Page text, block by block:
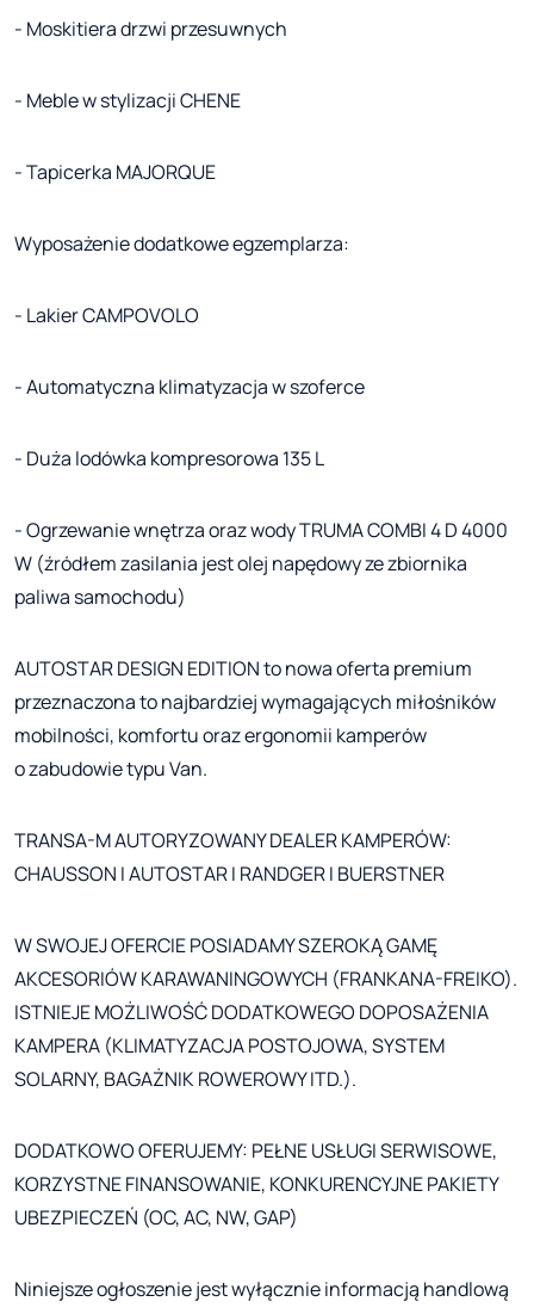
- Moskitiera drzwi przesuwnych
- Meble w stylizacji CHENE
- Tapicerka MAJORQUE
Wyposażenie dodatkowe egzemplarza:
- Lakier CAMPOVOLO
- Automatyczna klimatyzacja w szoferce
- Duża lodówka kompresorowa 135 L
- Ogrzewanie wnętrza oraz wody TRUMA COMBI 4 D 4000
W (źródłem zasilania jest olej napędowy ze zbiornika
paliwa samochodu)
AUTOSTAR DESIGN EDITION to nowa oferta premium
przeznaczona to najbardziej wymagających miłośników
mobilności, komfortu oraz ergonomii kamperów
o zabudowie typu Van.
TRANSA-M AUTORYZOWANY DEALER KAMPERÓW:
CHAUSSON I AUTOSTAR I RANDGER I BUERSTNER
W SWOJEJ OFERCIE POSIADAMY SZEROKĄ GAMĘ
AKCESORIÓW KARAWANINGOWYCH (FRANKANA-FREIKO).
ISTNIEJE MOŻLIWOŚĆ DODATKOWEGO DOPOSAŻENIA
KAMPERA (KLIMATYZACJA POSTOJOWA, SYSTEM
SOLARNY, BAGAŻNIK ROWEROWY ITD.).
DODATKOWO OFERUJEMY: PEŁNE USŁUGI SERWISOWE,
KORZYSTNE FINANSOWANIE, KONKURENCYJNE PAKIETY
UBEZPIECZEŃ (OC, AC, NW, GAP)
Niniejsze ogłoszenie jest wyłącznie informacją handlową